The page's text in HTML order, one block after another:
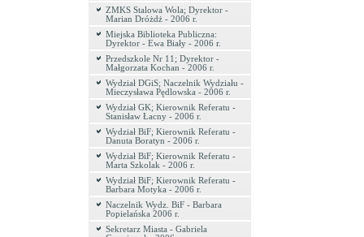
ZMKS Stalowa Wola; Dyrektor -
Marian Dróżdż - 2006 r.
Miejska Biblioteka Publiczna:
Dyrektor - Ewa Biały - 2006 r.
Przedszkole Nr 11; Dyrektor -
Małgorzata Kochan - 2006 r.
Wydział DGiS; Naczelnik Wydziału -
Mieczysława Pędlowska - 2006 r.
Wydział GK; Kierownik Referatu -
Stanisław Łacny - 2006 r.
Wydział BiF; Kierownik Referatu -
Danuta Boratyn - 2006 r.
Wydział BiF; Kierownik Referatu -
Marta Szkolak - 2006 r.
Wydział BiF; Kierownik Referatu -
Barbara Motyka - 2006 r.
Naczelnik Wydz. BiF - Barbara
Popielańska 2006 r.
Sekretarz Miasta - Gabriela